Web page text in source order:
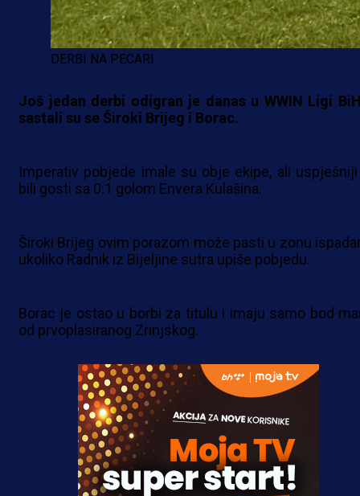
DERBI NA PECARI
Još jedan derbi odigran je danas u WWIN Ligi
sastali su se Široki Brijeg i Borac.
Imperativ pobjede imale su obje ekipe, ali
bili gosti sa 0:1 golom Envera Kulašina.
Široki Brijeg ovim porazom može pasti u zonu
ukoliko Radnik iz Bijeljine sutra upiše pobjedu.
Borac je ostao u borbi za titulu i imaju samo bod
od prvoplasiranog Zrinjskog.